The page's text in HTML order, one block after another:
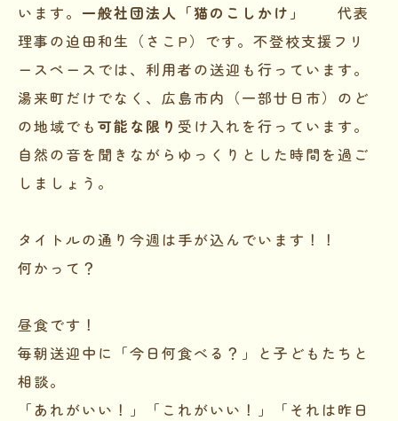
います。 一般社団法人「猫のこしかけ」
代表
理事の迫田和生（さこP）です。不登校支援フリ
ースペースでは、利用者の送迎も行っています。
湯来町だけでなく、広島市内（一部廿日市）のど
の地域でも 可能な限り 受け入れを行っています。
自然の音を聞きながらゆっくりとした時間を過ご
しましょう。
タイトルの通り今週は手が込んでいます！！
何かって？
昼食です！
毎朝送迎中に「今日何食べる？」と子どもたちと
相談。
「あれがいい！」「これがいい！」「それは昨日